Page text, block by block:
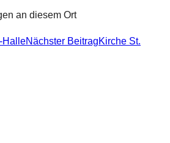
an diesem Ort
HalleNächster BeitragKirche St.